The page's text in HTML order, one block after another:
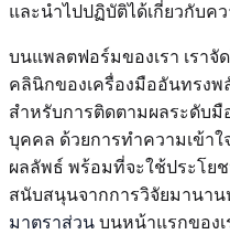
และนำไปปฏิบัติได้เกี่ยวกับค
บนแพลตฟอร์มของเรา เราจั
คลินิกของเครื่องมืออันทรงพ
สำหรับการติดตามผลระดับ
บุคคล ด้วยการทำความเข้า
ผลลัพธ์ พร้อมที่จะใช้ประโย
สนับสนุนจากการวิจัยมานา
มาตราส่วน บนหน้าแรกของเ